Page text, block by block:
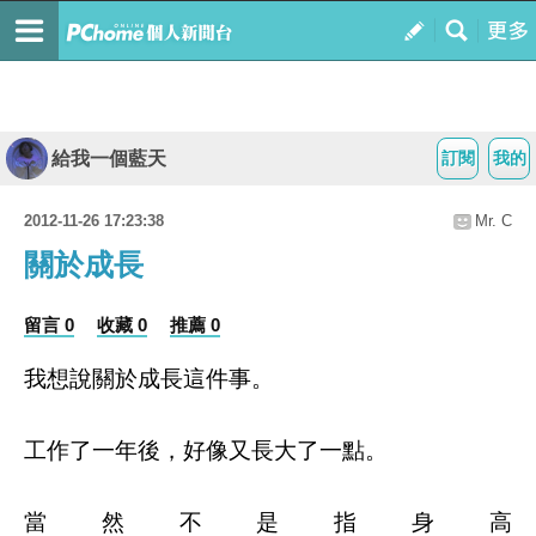
我的
訂閱
給我一個藍天
2012-11-26 17:23:38 Mr. C
關於成長
留言 0 收藏 0 推薦 0
我想說關於成長這件事。
工作了一年後，好像又長大了一點。
當然不是指身高